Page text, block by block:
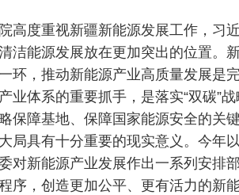
高度重视新疆新能源发展工作，习
洁能源发展放在更加突出的位置。
环，推动新能源产业高质量发展是
业体系的重要抓手，是落实“双碳”
保障基地、保障国家能源安全的关
局具有十分重要的现实意义。今年
对新能源产业发展作出一系列安排
序，创造更加公平、更有活力的新